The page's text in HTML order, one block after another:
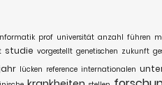
prof universität anzahl führen
studie vorgestellt genetischen zukunft
lücken reference internationalen